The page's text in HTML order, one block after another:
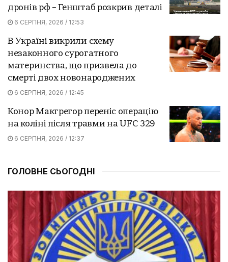
дронів рф – Генштаб розкрив деталі
6 СЕРПНЯ, 2026 / 12:53
В Україні викрили схему
незаконного сурогатного
материнства, що призвела до
смерті двох новонароджених
6 СЕРПНЯ, 2026 / 12:45
Конор Макгрегор переніс операцію
на коліні після травми на UFC 329
6 СЕРПНЯ, 2026 / 12:37
ГОЛОВНЕ СЬОГОДНІ